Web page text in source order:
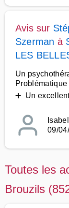
Avis sur
Szerman à
LES
Un
➕ Un
09/
Toutes les
Brouzils